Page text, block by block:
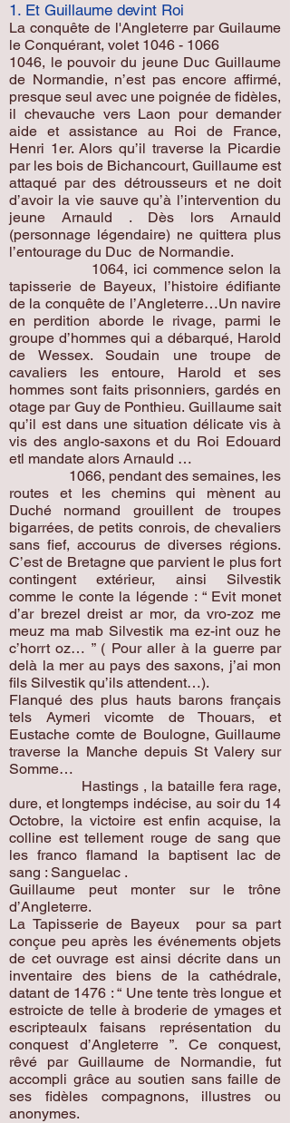
1. Et Guillaume devint Roi
La conquête de l'Angleterre par Guilaume
le Conquérant, volet 1046 - 1066
1046, le pouvoir du jeune Duc Guillaume
de Normandie, n’est pas encore affirmé,
presque seul avec une poignée de fidèles,
il chevauche vers Laon pour demander
aide et assistance au Roi de France,
Henri 1er. Alors qu’il traverse la Picardie
par les bois de Bichancourt, Guillaume est
attaqué par des détrousseurs et ne doit
d’avoir la vie sauve qu’à l’intervention du
jeune Arnauld . Dès lors Arnauld
(personnage légendaire) ne quittera plus
l’entourage du Duc de Normandie.
1064, ici commence selon la
tapisserie de Bayeux, l’histoire édifiante
de la conquête de l’Angleterre…Un navire
en perdition aborde le rivage, parmi le
groupe d’hommes qui a débarqué, Harold
de Wessex. Soudain une troupe de
cavaliers les entoure, Harold et ses
hommes sont faits prisonniers, gardés en
otage par Guy de Ponthieu. Guillaume sait
qu’il est dans une situation délicate vis à
vis des anglo-saxons et du Roi Edouard
etl mandate alors Arnauld …
1066, pendant des semaines, les
routes et les chemins qui mènent au
Duché normand grouillent de troupes
bigarrées, de petits conrois, de chevaliers
sans fief, accourus de diverses régions.
C’est de Bretagne que parvient le plus fort
contingent extérieur, ainsi Silvestik
comme le conte la légende : “ Evit monet
d’ar brezel dreist ar mor, da vro-zoz me
meuz ma mab Silvestik ma ez-int ouz he
c’horrt oz… ” ( Pour aller à la guerre par
delà la mer au pays des saxons, j’ai mon
fils Silvestik qu’ils attendent…).
Flanqué des plus hauts barons français
tels Aymeri vicomte de Thouars, et
Eustache comte de Boulogne, Guillaume
traverse la Manche depuis St Valery sur
Somme…
Hastings , la bataille fera rage,
dure, et longtemps indécise, au soir du 14
Octobre, la victoire est enfin acquise, la
colline est tellement rouge de sang que
les franco flamand la baptisent lac de
sang : Sanguelac .
Guillaume peut monter sur le trône
d’Angleterre.
La Tapisserie de Bayeux pour sa part
conçue peu après les événements objets
de cet ouvrage est ainsi décrite dans un
inventaire des biens de la cathédrale,
datant de 1476 : “ Une tente très longue et
estroicte de telle à broderie de ymages et
escripteaulx faisans représentation du
conquest d’Angleterre ”. Ce conquest,
rêvé par Guillaume de Normandie, fut
accompli grâce au soutien sans faille de
ses fidèles compagnons, illustres ou
anonymes.